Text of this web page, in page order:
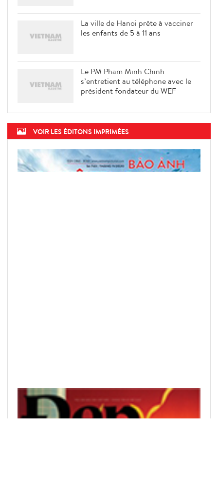
La ville de Hanoi prête à vacciner
les enfants de 5 à 11 ans
Le PM Pham Minh Chinh
s’entretient au téléphone avec le
président fondateur du WEF
VOIR LES ÉDITONS IMPRIMÉES